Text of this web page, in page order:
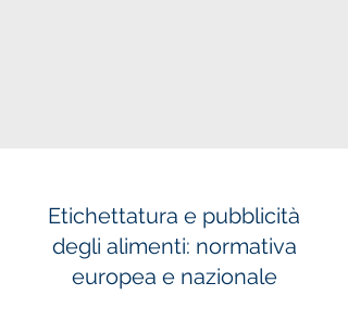
Etichettatura e pubblicità
degli alimenti: normativa
europea e nazionale